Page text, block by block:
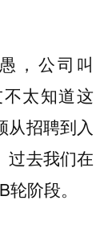
，公司叫
太知道这
从招聘到入
过去我们在
阶段。